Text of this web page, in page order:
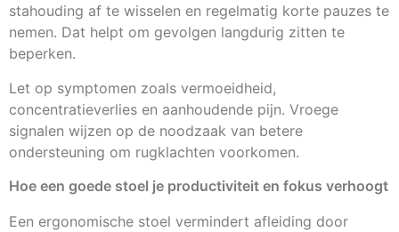
stahouding af te wisselen en regelmatig korte pauzes te
nemen. Dat helpt om gevolgen langdurig zitten te
beperken.
Let op symptomen zoals vermoeidheid,
concentratieverlies en aanhoudende pijn. Vroege
signalen wijzen op de noodzaak van betere
ondersteuning om rugklachten voorkomen.
Hoe een goede stoel je productiviteit en fokus verhoogt
Een ergonomische stoel vermindert afleiding door